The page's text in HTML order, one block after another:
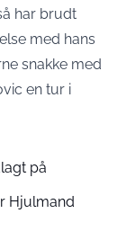
har brudt
med hans
snakke med
en tur i
på
Hjulmand